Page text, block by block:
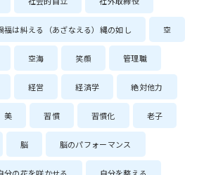
福は糾える（あざなえる）縄の如し 空
空海 笑顔 管理職
経営 経済学 絶対他力
美 習慣 習慣化 老子
脳 脳のパフォーマンス